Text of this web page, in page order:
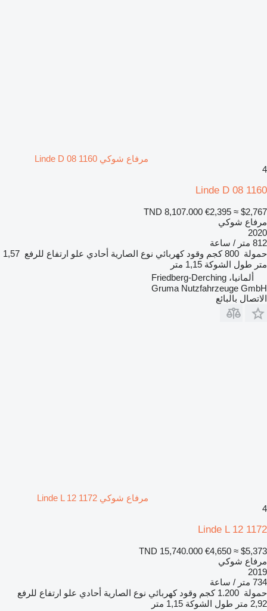
مرفاع شوكي Linde D 08 1160
4
Linde D 08 1160
TND 8,107.000 €2,395 ≈ $2,767
مرفاع شوكي
2020
812 متر / ساعة
حمولة 800 كجم وقود كهربائي نوع الصارية أحادي علو ارتفاع للرفع 1,57
متر طول الشوكة 1,15 متر
ألمانيا، Friedberg-Derching
Gruma Nutzfahrzeuge GmbH
الاتصال بالبائع
مرفاع شوكي Linde L 12 1172
4
Linde L 12 1172
TND 15,740.000 €4,650 ≈ $5,373
مرفاع شوكي
2019
734 متر / ساعة
حمولة 1.200 كجم وقود كهربائي نوع الصارية أحادي علو ارتفاع للرفع
2,92 متر
طول الشوكة 1,15 متر